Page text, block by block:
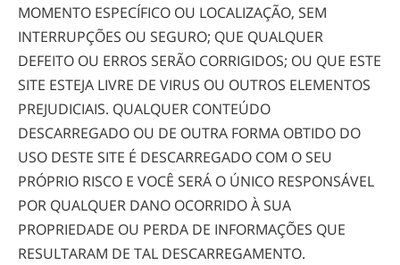
MOMENTO ESPECÍFICO OU LOCALIZAÇÃO, SEM
INTERRUPÇÕES OU SEGURO; QUE QUALQUER
DEFEITO OU ERROS SERÃO CORRIGIDOS; OU QUE ESTE
SITE ESTEJA LIVRE DE VIRUS OU OUTROS ELEMENTOS
PREJUDICIAIS. QUALQUER CONTEÚDO
DESCARREGADO OU DE OUTRA FORMA OBTIDO DO
USO DESTE SITE É DESCARREGADO COM O SEU
PRÓPRIO RISCO E VOCÊ SERÁ O ÚNICO RESPONSÁVEL
POR QUALQUER DANO OCORRIDO À SUA
PROPRIEDADE OU PERDA DE INFORMAÇÕES QUE
RESULTARAM DE TAL DESCARREGAMENTO.